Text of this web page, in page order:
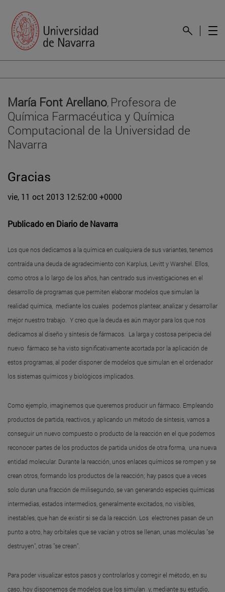
María Font Arellano, Profesora de
Química Farmacéutica y Química
Computacional de la Universidad de
Navarra
Gracias
vie, 11 oct 2013 12:52:00 +0000
Publicado en Diario de Navarra
Los que nos dedicamos a la química en cualquiera de sus variantes, tenemos
contraída una deuda de agradecimiento con Karplus, Levitt y Warshel. Ellos,
como otros a lo largo de los años, han centrado sus investigaciones en el
desarrollo de programas que permiten elaborar modelos que simulan la
realidad química, mediante los cuales podemos plantear, analizar y desarrollar
mejor nuestro trabajo. Y creo que la deuda es aún mayor para los que nos
dedicamos al diseño y síntesis de fármacos. La larga y costosa peripecia del
nuevo fármaco se ha visto significativamente acortada por la aplicación de
estos programas, al poder disponer de modelos que simulan en el ordenador
los sistemas químicos y biológicos implicados.
Como ejemplo, imaginemos que queremos producir un fármaco. Empleando
productos de partida, reactivos, y aplicando un método de síntesis, vamos a
conseguir un nuevo compuesto o producto de la reacción en el que podemos
reconocer partes de los productos de partida unidos de otra forma, una nueva
entidad molecular. Durante la reacción, unos enlaces químicos se rompen y se
crean otros, formando los productos de la reacción; hay pasos que a veces
solo duran una fracción de milisegundo, se van generando especies químicas
intermedias, estados intermedios, generalmente excitados, no visibles,
inestables, que han de existir si se da la reacción. Los electrones pasan de un
punto a otro, hay orbitales que se vacían y otros se llenan, unas moléculas "se
destruyen", otras "se crean".
Para poder visualizar estos pasos y controlarlos y corregir el método, en su
caso, hoy disponemos de modelos que los simulan y, mediante su estudio,